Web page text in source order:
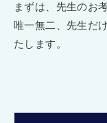
まずは、先生のお
唯一無二、先生だ
たします。